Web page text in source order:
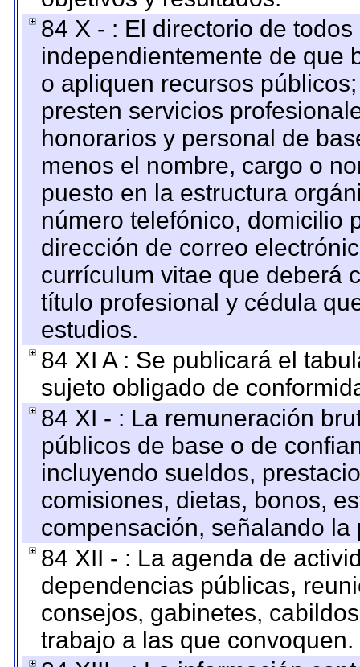
84 X - : El directorio de
independientemente de que
o apliquen recursos
presten servicios
honorarios y personal de
menos el nombre, cargo o
puesto en la estructura
número telefónico, domicilio
dirección de correo
currículum vitae que deberá
título profesional y cédula
estudios.
84 XI A : Se publicará el
sujeto obligado de
84 XI - : La remuneración
públicos de base o de
incluyendo sueldos,
comisiones, dietas, bonos,
compensación, señalando
84 XII - : La agenda de
dependencias públicas,
consejos, gabinetes,
trabajo a las que convoquen.